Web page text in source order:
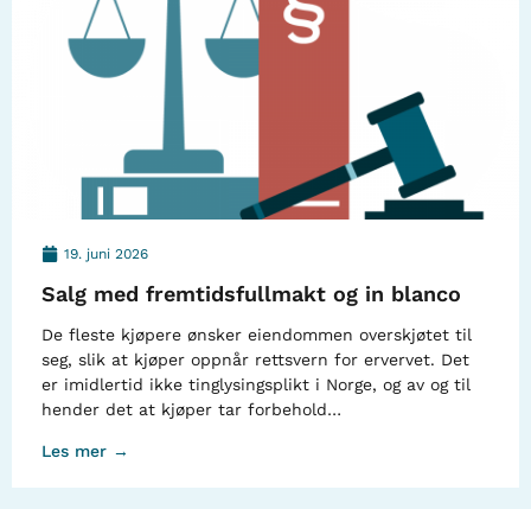
19. juni 2026
Salg med fremtidsfullmakt og in blanco
De fleste kjøpere ønsker eiendommen overskjøtet til
seg, slik at kjøper oppnår rettsvern for ervervet. Det
er imidlertid ikke tinglysingsplikt i Norge, og av og til
hender det at kjøper tar forbehold…
Les mer →